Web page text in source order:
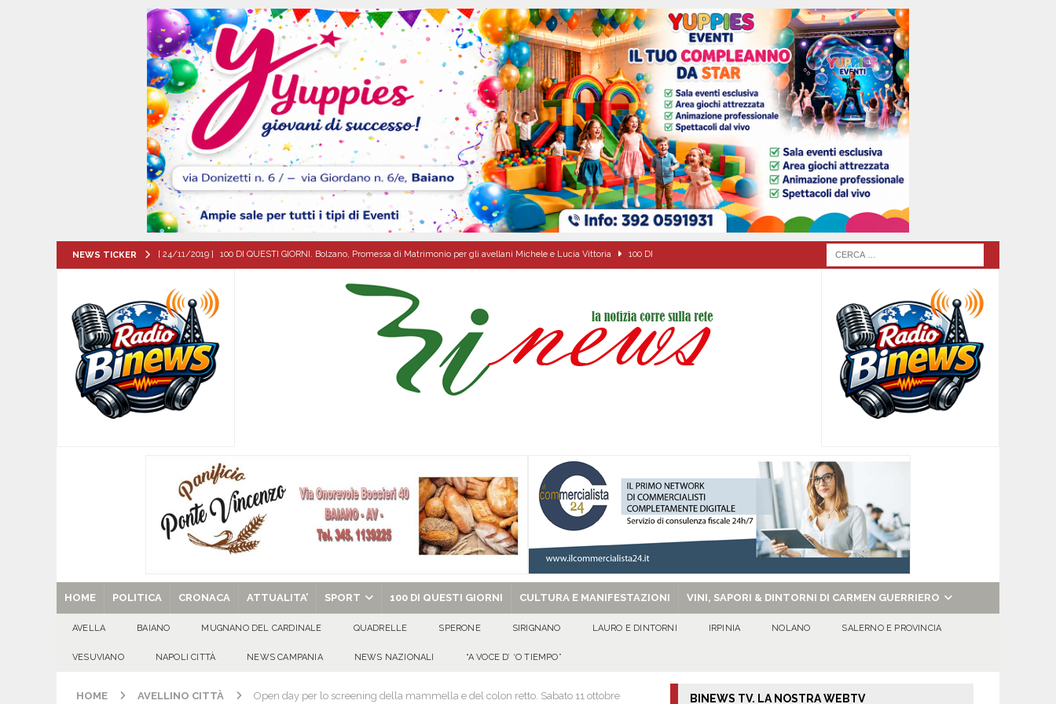
NEWS TICKER [ 24/11/2019 ] 100 DI QUESTI GIORNI. Bolzano, Promessa di Matrimonio per gli avellani Michele e Lucia Vittoria 100 DI
[ 07/08/2026 ] Casino senza KYC: cosa sono e come funzionano in Italia CULTURA E MANIFESTAZIONI
[ 07/08/2026 ] Mugnano del Cardinale, il cammino della fede: il triduo di Santa Filomena tra le strade del paese
ATTUALITA'
[ 07/08/2026 ] Forza Italia apre la stagione del congresso in Campania: obiettivo consolidare la crescita e preparare le prossime
sfide
[ 07/08/2026 ] Portici, trovati senza vita in casa un uomo e una donna: aperta un’indagine ATTUALITA'
[ 29/08/2025 ] SANT’Oggi. Venerdì 29 agosto la chiesa celebra il Martirio di san Giovanni Battista e santa Sabina EVIDENZA
HOME POLITICA CRONACA ATTUALITA’ SPORT 100 DI QUESTI GIORNI CULTURA E MANIFESTAZIONI VINI, SAPORI & DINTORNI DI CARMEN GUERRIERO
AVELLA BAIANO MUGNANO DEL CARDINALE QUADRELLE SPERONE SIRIGNANO LAURO E DINTORNI IRPINIA NOLANO SALERNO E PROVINCIA
VESUVIANO NAPOLI CITTÀ NEWS CAMPANIA NEWS NAZIONALI “A VOCE D’ ‘O TIEMPO”
HOME AVELLINO CITTÀ Open day per lo screening della mammella e del colon retto. Sabato 11 ottobre BINEWS TV. LA NOSTRA WEBTV